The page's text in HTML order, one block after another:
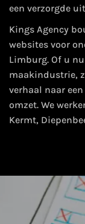
een verzorgde
Kings Agency
websites voor
Limburg. Of u
maakindustrie,
verhaal naar
omzet. We
Kermt,